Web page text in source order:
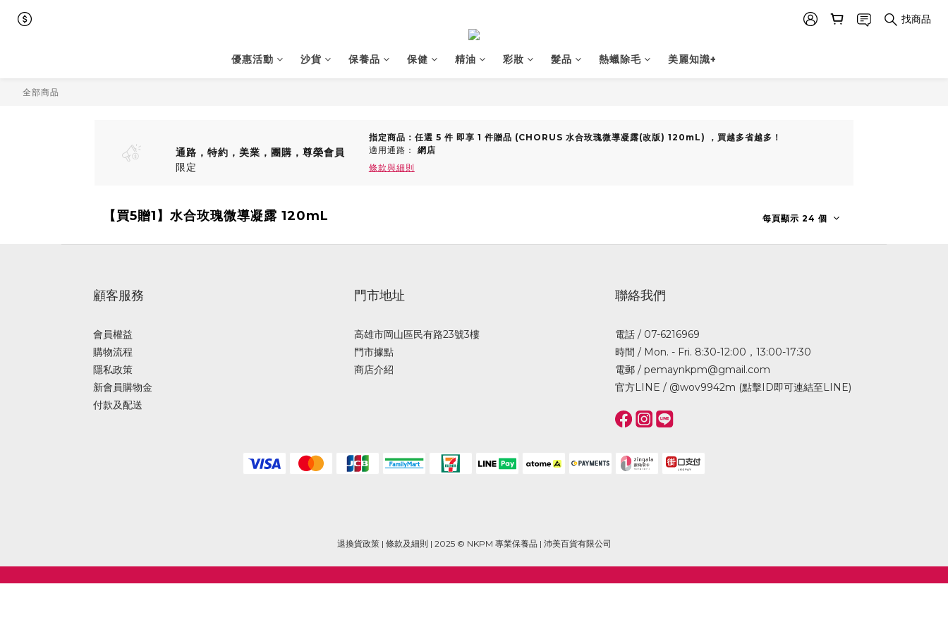
找商品
優惠活動 沙貨 保養品 保健 精油 彩妝 髮品 熱蠟除毛 美麗知識+
全部商品
通路，特約，美業，團購，尊榮會員
限定
指定商品：任選 5 件 即享 1 件贈品 (CHORUS 水合玫瑰微導凝露(改版) 120mL) ，買越多省越多！
適用通路： 網店
條款與細則
【買5贈1】水合玫瑰微導凝露 120mL 每頁顯示 24 個
顧客服務
會員權益
購物流程
隱私政策
新會員購物金
付款及配送
門市地址
高雄市岡山區民有路23號3樓
門市據點
商店介紹
聯絡我們
電話 / 07-6216969
時間 / Mon. - Fri. 8:30-12:00，13:00-17:30
電郵 / pemaynkpm@gmail.com
官方LINE / @wov9942m (點擊ID即可連結至LINE)
退換貨政策| 條款及細則 | 2025 © NKPM 專業保養品 | 沛美百貨有限公司